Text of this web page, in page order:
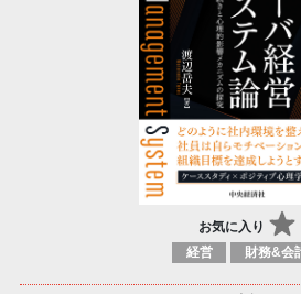
お気に入り
経営 財務&会